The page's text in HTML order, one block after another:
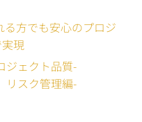
る方でも安心のプロジ
現
ジェクト品質-
リスク管理編-